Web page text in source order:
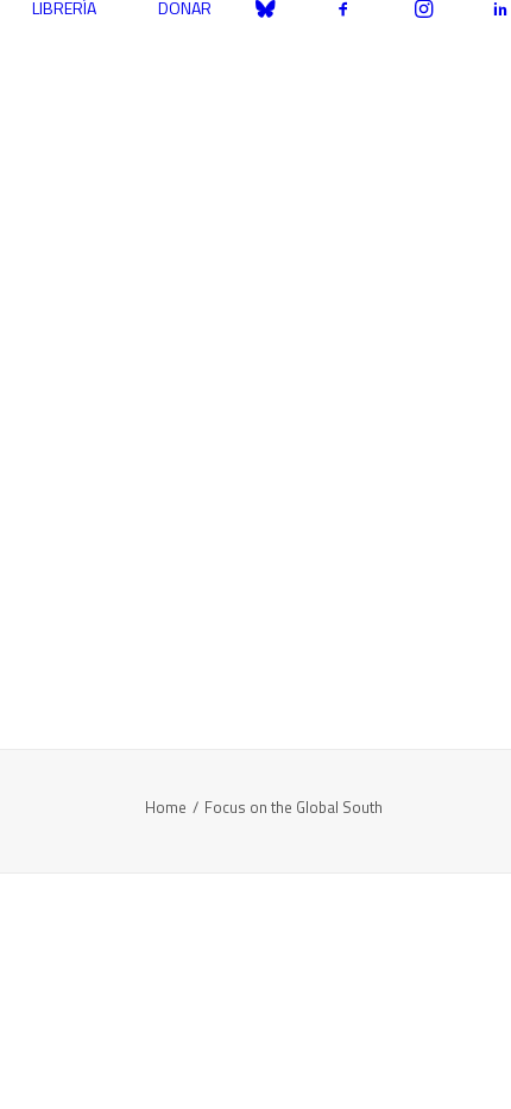
LIBRERÍA DONAR
Home Focus on the Global South